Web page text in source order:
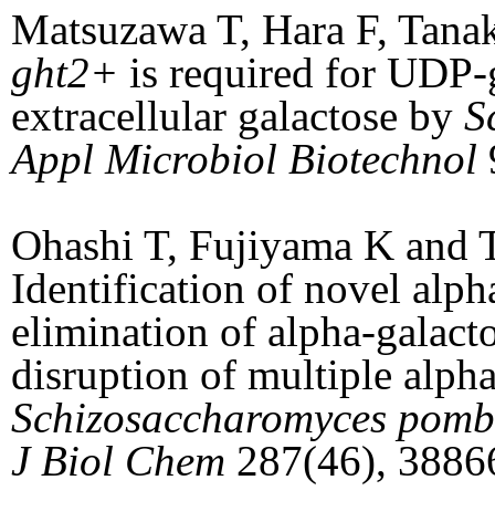
Matsuzawa T, Hara F,
ght2+ is required for
extracellular galactose by
Appl Microbiol Biotechnol
Ohashi T, Fujiyama K and
Identification of novel
elimination of alpha-
disruption of multiple
Schizosaccharomyces
J Biol Chem 287(46),